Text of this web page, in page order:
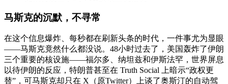
马斯克的沉默，不寻常
在这个信息爆炸、每秒都在刷新头条的时代，一件事尤为显眼
——马斯克竟然什么都没说。48小时过去了，美国轰炸了伊朗
三个重要的核设施——福尔多、纳坦兹和伊斯法罕，世界屏息
以待伊朗的反应，特朗普甚至在 Truth Social 上暗示“政权更
替”，可马斯克却只在 X（原Twitter）上谈了奥斯汀的自动驾